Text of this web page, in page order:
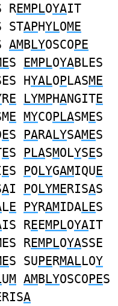
REMPLOYAIT
STAPHYLOME
AMBLYOSCOPE
S EMPLOYABLES
HYALOPLASME
RE LYMPHANGITE
E MYCOPLASMES
ES PARALYSAMES
ES PLASMOLYSES
ES POLYGAMIQUE
AI POLYMERISAS
LE PYRAMIDALES
IS REEMPLOYAIT
REMPLOYASSE
S SUPERMALLOY
UM AMBLYOSCOPES
A